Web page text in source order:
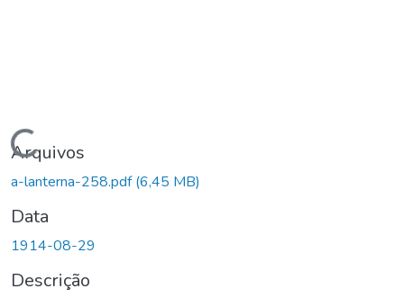
Carregando...
Arquivos
a-lanterna-258.pdf(6,45 MB)
Data
1914-08-29
Descrição